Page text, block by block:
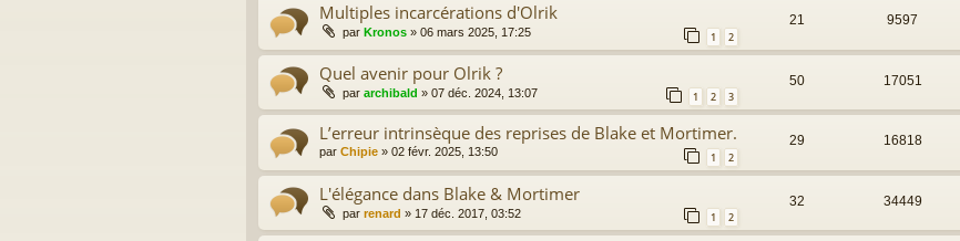
Multiples incarcérations d'Olrik
par Kronos » 06 mars 2025, 17:25 1 2
21 9597
Quel avenir pour Olrik ?
par archibald » 07 déc. 2024, 13:07 1 2 3
50 17051
L’erreur intrinsèque des reprises de Blake et Mortimer.
par Chipie » 02 févr. 2025, 13:50 1 2
29 16818
L'élégance dans Blake & Mortimer
par renard » 17 déc. 2017, 03:52 1 2
32 34449